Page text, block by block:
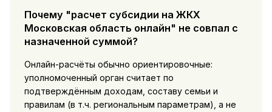
Почему "расчет субсидии на ЖКХ
Московская область онлайн" не совпал с
назначенной суммой?
Онлайн-расчёты обычно ориентировочные:
уполномоченный орган считает по
подтверждённым доходам, составу семьи и
правилам (в т.ч. региональным параметрам), а не